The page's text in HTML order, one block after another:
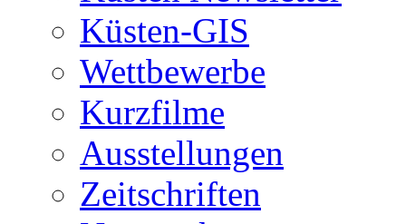
Küsten-GIS
Wettbewerbe
Kurzfilme
Ausstellungen
Zeitschriften